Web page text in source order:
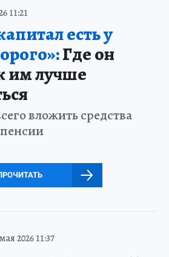
11:21
есть у
Где он
им лучше
вложить средства
2026 11:37